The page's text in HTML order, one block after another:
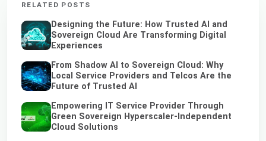
RELATED POSTS
Designing the Future: How Trusted AI and
Sovereign Cloud Are Transforming Digital
Experiences
From Shadow AI to Sovereign Cloud: Why
Local Service Providers and Telcos Are the
Future of Trusted AI
Empowering IT Service Provider Through
Green Sovereign Hyperscaler-Independent
Cloud Solutions